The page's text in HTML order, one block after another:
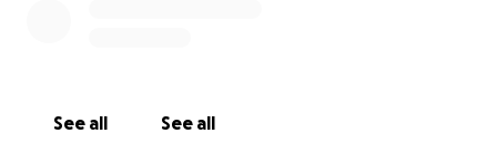
See all See all